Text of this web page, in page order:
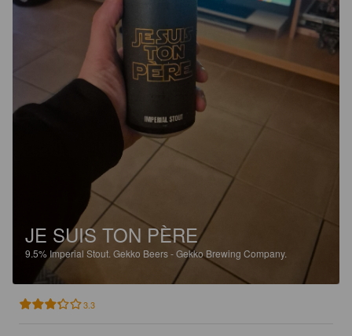
JE SUIS TON PÈRE
9.5% Imperial Stout. Gekko Beers - Gekko Brewing Company.
3.3